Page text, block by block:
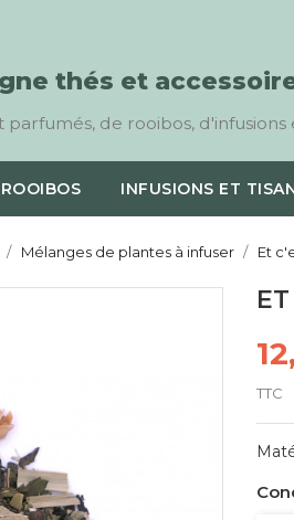
thés et
de rooibos, d'infusions
ROOIBOS INFUSIONS ET
Mélanges de plantes à infuser Et
TTC